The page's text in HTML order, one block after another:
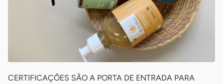
CERTIFICAÇÕES SÃO A PORTA DE ENTRADA PARA